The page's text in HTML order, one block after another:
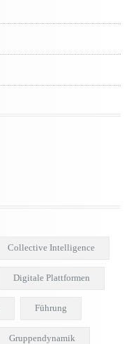
Collective Intelligence
Digitale Plattformen
Führung
Gruppendynamik